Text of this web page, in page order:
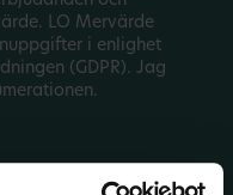
LO Mervärde
i enlighet
(GDPR). Jag